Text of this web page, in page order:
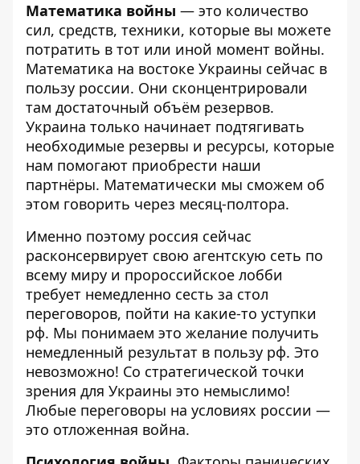
Математика войны — это количество
сил, средств, техники, которые вы можете
потратить в тот или иной момент войны.
Математика на востоке Украины сейчас в
пользу россии. Они сконцентрировали
там достаточный объём резервов.
Украина только начинает подтягивать
необходимые резервы и ресурсы, которые
нам помогают приобрести наши
партнёры. Математически мы сможем об
этом говорить через месяц-полтора.
Именно поэтому россия сейчас
расконсервирует свою агентскую сеть по
всему миру и пророссийское лобби
требует немедленно сесть за стол
переговоров, пойти на какие-то уступки
рф. Мы понимаем это желание получить
немедленный результат в пользу рф. Это
невозможно! Со стратегической точки
зрения для Украины это немыслимо!
Любые переговоры на условиях россии —
это отложенная война.